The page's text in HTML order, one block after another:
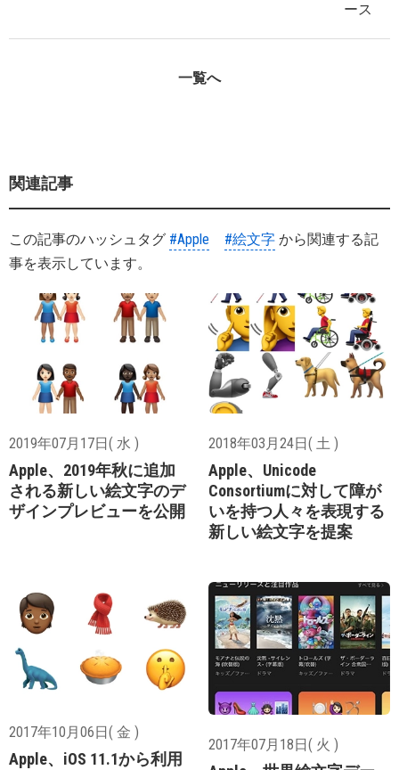
ース
一覧へ
関連記事
この記事のハッシュタグ #Apple #絵文字 から関連する記
事を表示しています。
2019年07月17日( 水 )
Apple、2019年秋に追加
される新しい絵文字のデ
ザインプレビューを公開
2018年03月24日( 土 )
Apple、Unicode
Consortiumに対して障が
いを持つ人々を表現する
新しい絵文字を提案
2017年10月06日( 金 )
Apple、iOS 11.1から利用
2017年07月18日( 火 )